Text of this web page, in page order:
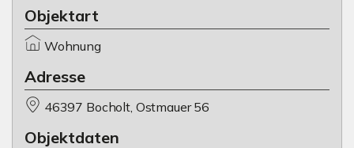
Objektart
Wohnung
Adresse
46397 Bocholt, Ostmauer 56
Objektdaten